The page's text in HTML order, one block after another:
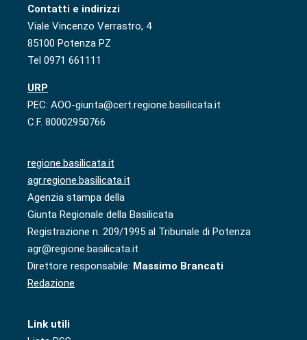
Contatti e indirizzi
Viale Vincenzo Verrastro, 4
85100 Potenza PZ
Tel 0971 661111
URP
PEC: AOO-giunta@cert.regione.basilicata.it
C.F. 80002950766
regione.basilicata.it
agr.regione.basilicata.it
Agenzia stampa della
Giunta Regionale della Basilicata
Registrazione n. 209/1995 al Tribunale di Potenza
agr@regione.basilicata.it
Direttore responsabile: Massimo Brancati
Redazione
Link utili